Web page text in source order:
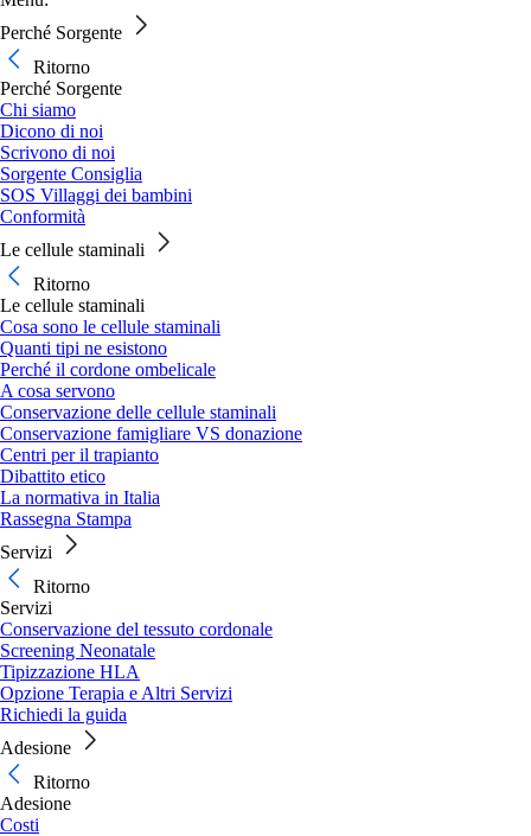
Perché Sorgente
Ritorno
Perché Sorgente
Chi siamo
Dicono di noi
Scrivono di noi
Sorgente Consiglia
SOS Villaggi dei bambini
Conformità
Le cellule staminali
Ritorno
Le cellule staminali
Cosa sono le cellule staminali
Quanti tipi ne esistono
Perché il cordone ombelicale
A cosa servono
Conservazione delle cellule staminali
Conservazione famigliare VS donazione
Centri per il trapianto
Dibattito etico
La normativa in Italia
Rassegna Stampa
Servizi
Ritorno
Servizi
Conservazione del tessuto cordonale
Screening Neonatale
Tipizzazione HLA
Opzione Terapia e Altri Servizi
Richiedi la guida
Adesione
Ritorno
Adesione
Costi